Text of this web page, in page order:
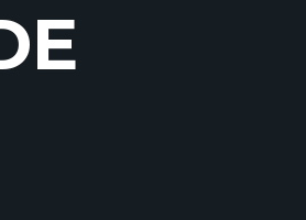
E